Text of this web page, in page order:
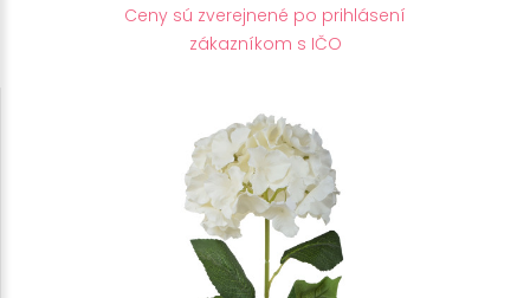
Ceny sú zverejnené po prihlásení
zákazníkom s IČO